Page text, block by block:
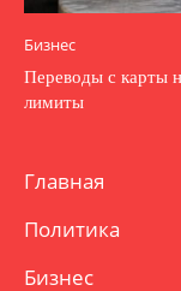
Бизнес
Переводы с карты
лимиты
Главная
Политика
Бизнес